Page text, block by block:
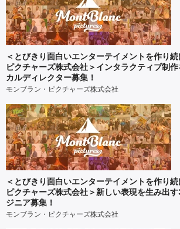
＜とびきり面白いエンターテイメントを作り続
ピクチャーズ株式会社＞インタラクティブ制
カルディレクター募集！
モンブラン・ピクチャーズ株式会社
＜とびきり面白いエンターテイメントを作り続
ピクチャーズ株式会社＞新しい表現を生み出
ジニア募集！
モンブラン・ピクチャーズ株式会社